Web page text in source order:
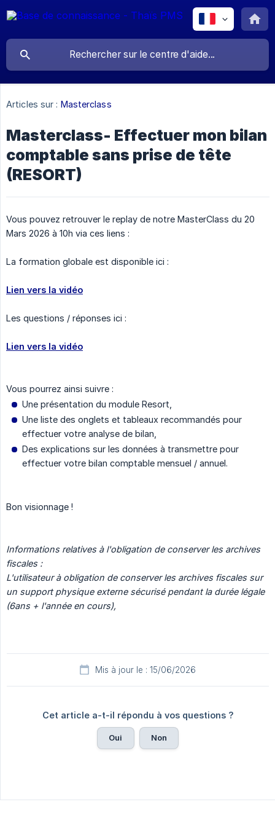
Articles sur : Masterclass
Masterclass- Effectuer mon bilan
comptable sans prise de tête
(RESORT)
Vous pouvez retrouver le replay de notre MasterClass du 20
Mars 2026 à 10h via ces liens :
La formation globale est disponible ici :
Lien vers la vidéo
Les questions / réponses ici :
Lien vers la vidéo
Vous pourrez ainsi suivre :
Une présentation du module Resort,
Une liste des onglets et tableaux recommandés pour
effectuer votre analyse de bilan,
Des explications sur les données à transmettre pour
effectuer votre bilan comptable mensuel / annuel.
Bon visionnage !
Informations relatives à l'obligation de conserver les archives
fiscales :
L'utilisateur à obligation de conserver les archives fiscales sur
un support physique externe sécurisé pendant la durée légale
(6ans + l'année en cours),
Mis à jour le : 15/06/2026
Cet article a-t-il répondu à vos questions ?
Oui Non